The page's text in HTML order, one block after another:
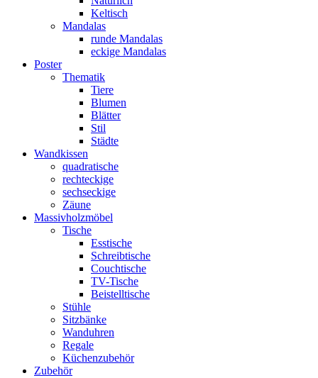
Keltisch
Mandalas
runde Mandalas
eckige Mandalas
Poster
Thematik
Tiere
Blumen
Blätter
Stil
Städte
Wandkissen
quadratische
rechteckige
sechseckige
Zäune
Massivholzmöbel
Tische
Esstische
Schreibtische
Couchtische
TV-Tische
Beistelltische
Stühle
Sitzbänke
Wanduhren
Regale
Küchenzubehör
Zubehör